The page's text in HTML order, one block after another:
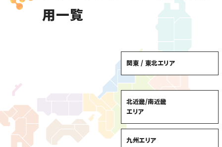
用一覧
関東 / 東北エリア
北近畿/南近畿
エリア
九州エリア